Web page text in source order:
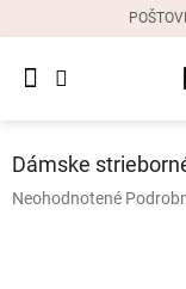
Dámske
náušnice
Dámske
Priemerné
Neohodnotené